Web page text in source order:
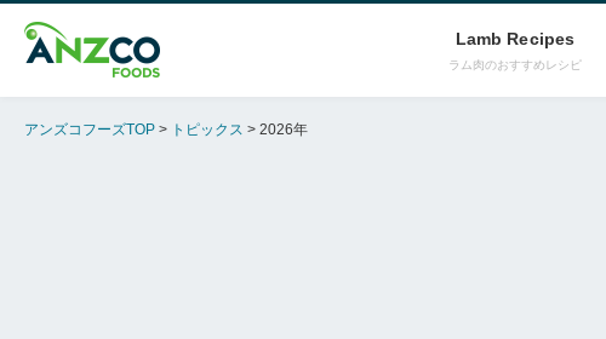
Lamb Recipes
ラム肉のおすすめレシピ
アンズコフーズTOP トピックス 2026年